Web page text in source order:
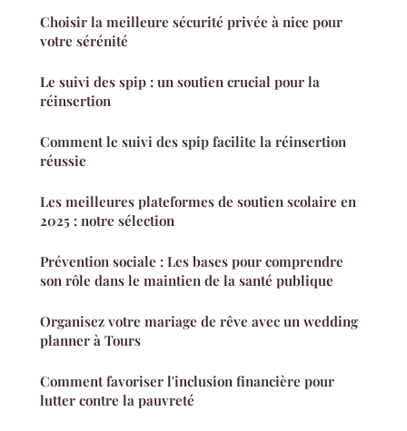
Choisir la meilleure sécurité privée à nice pour
votre sérénité
Le suivi des spip : un soutien crucial pour la
réinsertion
Comment le suivi des spip facilite la réinsertion
réussie
Les meilleures plateformes de soutien scolaire en
2025 : notre sélection
Prévention sociale : Les bases pour comprendre
son rôle dans le maintien de la santé publique
Organisez votre mariage de rêve avec un wedding
planner à Tours
Comment favoriser l'inclusion financière pour
lutter contre la pauvreté